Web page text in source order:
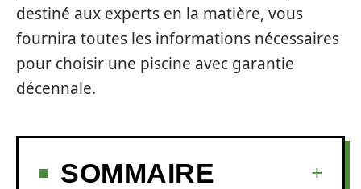
destiné aux experts en la matière, vous
fournira toutes les informations nécessaires
pour choisir une piscine avec garantie
décennale.
SOMMAIRE